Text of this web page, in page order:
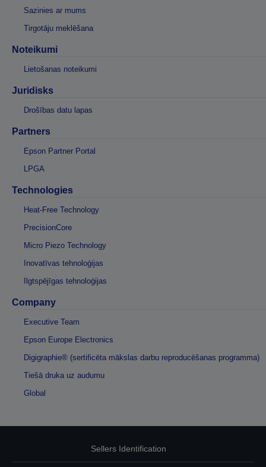
Sazinies ar mums
Tirgotāju meklēšana
Noteikumi
Lietošanas noteikumi
Juridisks
Drošības datu lapas
Partners
Epson Partner Portal
LPGA
Technologies
Heat-Free Technology
PrecisionCore
Micro Piezo Technology
Inovatīvas tehnoloģijas
Ilgtspējīgas tehnoloģijas
Company
Executive Team
Epson Europe Electronics
Digigraphie® (sertificēta mākslas darbu reproducēšanas programma)
Tiešā druka uz audumu
Global
Sellers Identification